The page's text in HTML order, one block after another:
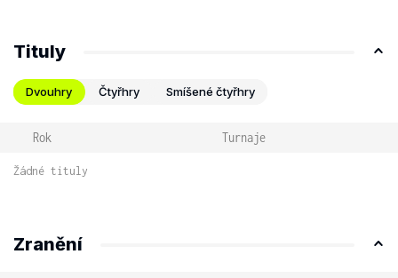
Tituly
Dvouhry Čtyřhry Smíšené čtyřhry
Rok Turnaje
Žádné tituly
Zranění